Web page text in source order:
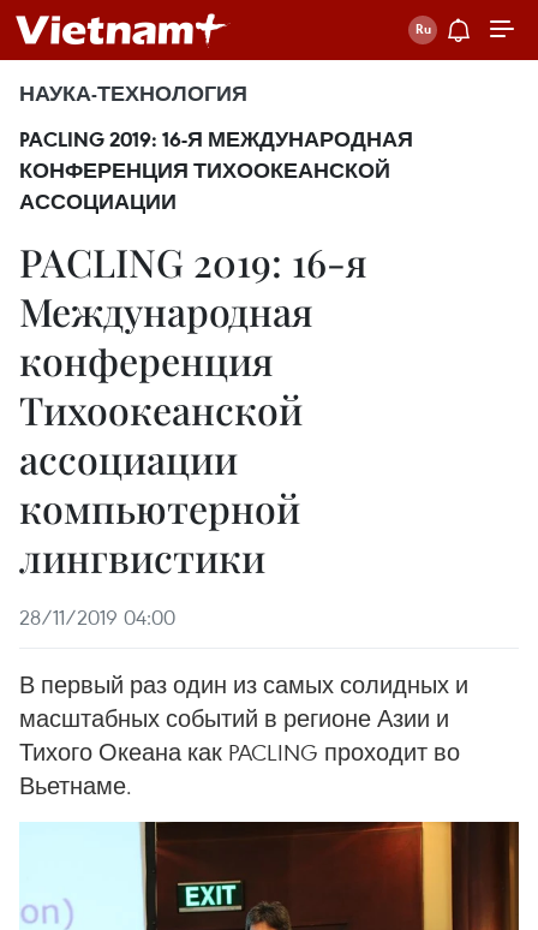
НАУКА-ТЕХНОЛОГИЯ
PACLING 2019: 16-Я МЕЖДУНАРОДНАЯ
КОНФЕРЕНЦИЯ ТИХООКЕАНСКОЙ
АССОЦИАЦИИ
PACLING 2019: 16-я
Международная
конференция
Тихоокеанской
ассоциации
компьютерной
лингвистики
28/11/2019 04:00
В первый раз один из самых солидных и
масштабных событий в регионе Азии и
Тихого Океана как PACLING проходит во
Вьетнаме.